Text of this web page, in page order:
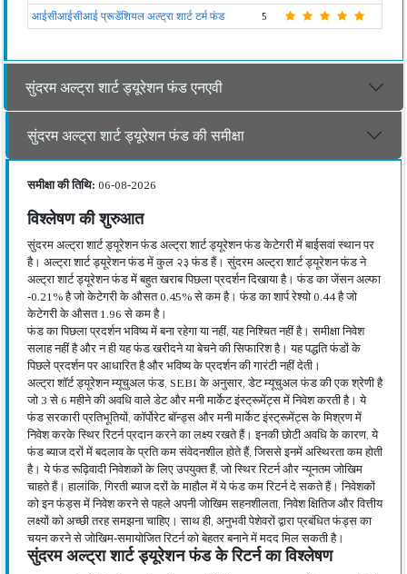
आईसीआईसीआई प्रूडेंशियल अल्ट्रा शार्ट टर्म फंड
5
सुंदरम अल्ट्रा शार्ट ड्यूरेशन फंड एनएवी
सुंदरम अल्ट्रा शार्ट ड्यूरेशन फंड की समीक्षा
समीक्षा की तिथि: 06-08-2026
विश्लेषण की शुरुआत
सुंदरम अल्ट्रा शार्ट ड्यूरेशन फंड अल्ट्रा शार्ट ड्यूरेशन फंड केटेगरी में बाईसवां स्थान पर
है। अल्ट्रा शार्ट ड्यूरेशन फंड में कुल २३ फंड हैं। सुंदरम अल्ट्रा शार्ट ड्यूरेशन फंड ने
अल्ट्रा शार्ट ड्यूरेशन फंड में बहुत खराब पिछला प्रदर्शन दिखाया है। फंड का जेंसन अल्फा
-0.21% है जो केटेगरी के औसत 0.45% से कम है। फंड का शार्प रेश्यो 0.44 है जो
केटेगरी के औसत 1.96 से कम है।
फंड का पिछला प्रदर्शन भविष्य में बना रहेगा या नहीं, यह निश्चित नहीं है। समीक्षा निवेश
सलाह नहीं है और न ही यह फंड खरीदने या बेचने की सिफारिश है। यह पद्धति फंडों के
पिछले प्रदर्शन पर आधारित है और भविष्य के प्रदर्शन की गारंटी नहीं देती।
अल्ट्रा शॉर्ट ड्यूरेशन म्यूचुअल फंड, SEBI के अनुसार, डेट म्यूचुअल फंड की एक श्रेणी है
जो 3 से 6 महीने की अवधि वाले डेट और मनी मार्केट इंस्ट्रूमेंट्स में निवेश करती है। ये
फंड सरकारी प्रतिभूतियों, कॉर्पोरेट बॉन्ड्स और मनी मार्केट इंस्ट्रूमेंट्स के मिश्रण में
निवेश करके स्थिर रिटर्न प्रदान करने का लक्ष्य रखते हैं। इनकी छोटी अवधि के कारण, ये
फंड ब्याज दरों में बदलाव के प्रति कम संवेदनशील होते हैं, जिससे इनमें अस्थिरता कम होती
है। ये फंड रूढ़िवादी निवेशकों के लिए उपयुक्त हैं, जो स्थिर रिटर्न और न्यूनतम जोखिम
चाहते हैं। हालांकि, गिरती ब्याज दरों के माहौल में ये फंड कम रिटर्न दे सकते हैं। निवेशकों
को इन फंड्स में निवेश करने से पहले अपनी जोखिम सहनशीलता, निवेश क्षितिज और वित्तीय
लक्ष्यों को अच्छी तरह समझना चाहिए। साथ ही, अनुभवी पेशेवरों द्वारा प्रबंधित फंड्स का
चयन करने से जोखिम-समायोजित रिटर्न को बेहतर बनाने में मदद मिल सकती है।
सुंदरम अल्ट्रा शार्ट ड्यूरेशन फंड के रिटर्न का विश्लेषण